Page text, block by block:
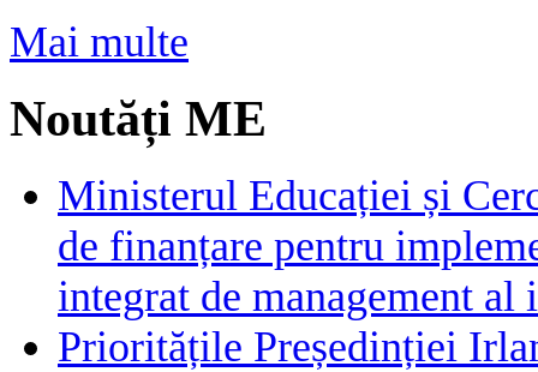
Mai multe
Noutăți ME
Ministerul Educației și
de finanțare pentru
integrat de management
Prioritățile Președinției